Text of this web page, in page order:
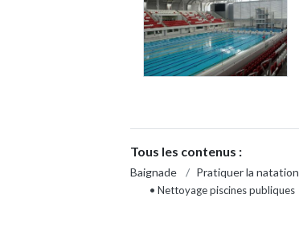
Tous les contenus :
Baignade / Pratiquer la natation
• Nettoyage piscines publiques